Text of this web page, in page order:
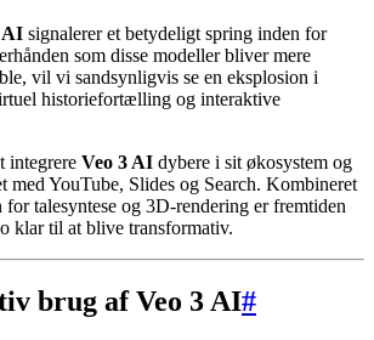
AI signalerer et betydeligt spring inden for
som disse modeller bliver mere
vil vi sandsynligvis se en eksplosion i
historiefortælling og interaktive
integrere Veo 3 AI dybere i sit økosystem og
med YouTube, Slides og Search. Kombineret
talesyntese og 3D-rendering er fremtiden
klar til at blive transformativ.
brug af Veo 3 AI#